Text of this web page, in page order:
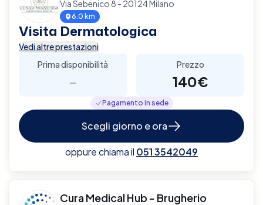
Via Sebenico 8 - 20124 Milano
6.0 km
Visita Dermatologica
Vedi altre prestazioni
Prima disponibilità
-
Prezzo
140€
Pagamento in sede
Scegli giorno e ora
oppure chiama il 051 3542049
Cura Medical Hub - Brugherio